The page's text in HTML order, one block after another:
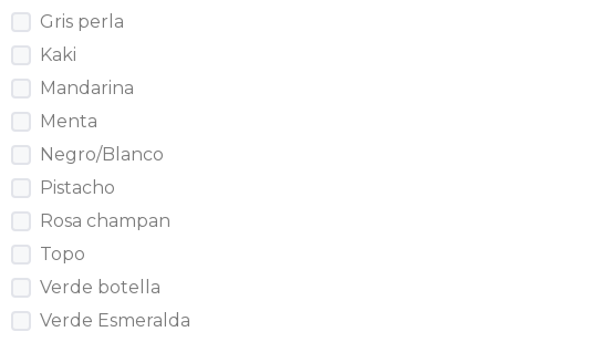
Gris perla
Kaki
Mandarina
Menta
Negro/Blanco
Pistacho
Rosa champan
Topo
Verde botella
Verde Esmeralda